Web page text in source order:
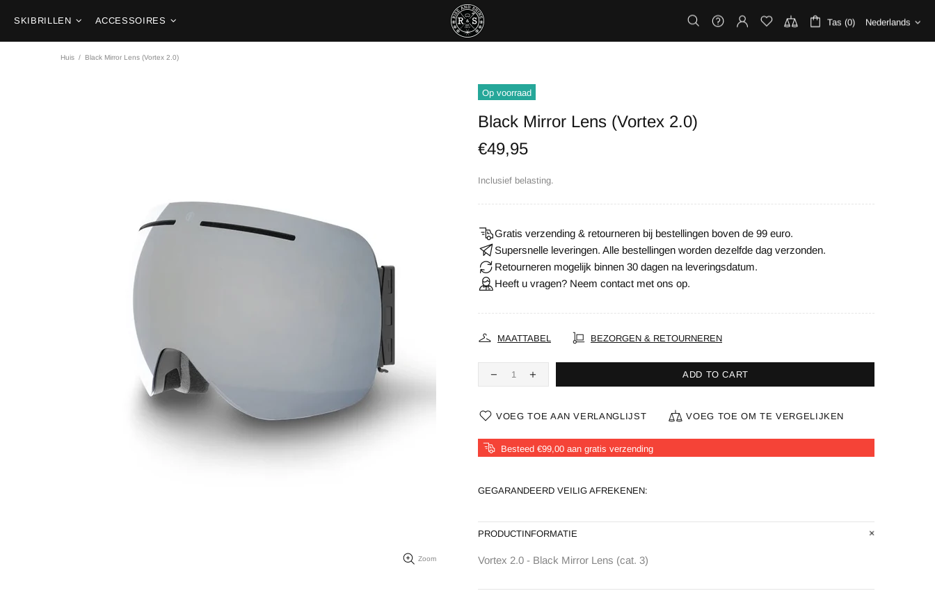
SKIBRILLEN ACCESSOIRES Tas (0) Nederlands
Huis Black Mirror Lens (Vortex 2.0)
Zoom
Op voorraad
Black Mirror Lens (Vortex 2.0)
€49,95
Inclusief belasting.
Gratis verzending & retourneren bij bestellingen boven de 99 euro.
Supersnelle leveringen. Alle bestellingen worden dezelfde dag verzonden.
Retourneren mogelijk binnen 30 dagen na leveringsdatum.
Heeft u vragen? Neem contact met ons op.
MAATTABEL BEZORGEN & RETOURNEREN
ADD TO CART
VOEG TOE AAN VERLANGLIJST VOEG TOE OM TE VERGELIJKEN
Besteed €99,00 aan gratis verzending
GEGARANDEERD VEILIG AFREKENEN:
PRODUCTINFORMATIE
Vortex 2.0 - Black Mirror Lens (cat. 3)